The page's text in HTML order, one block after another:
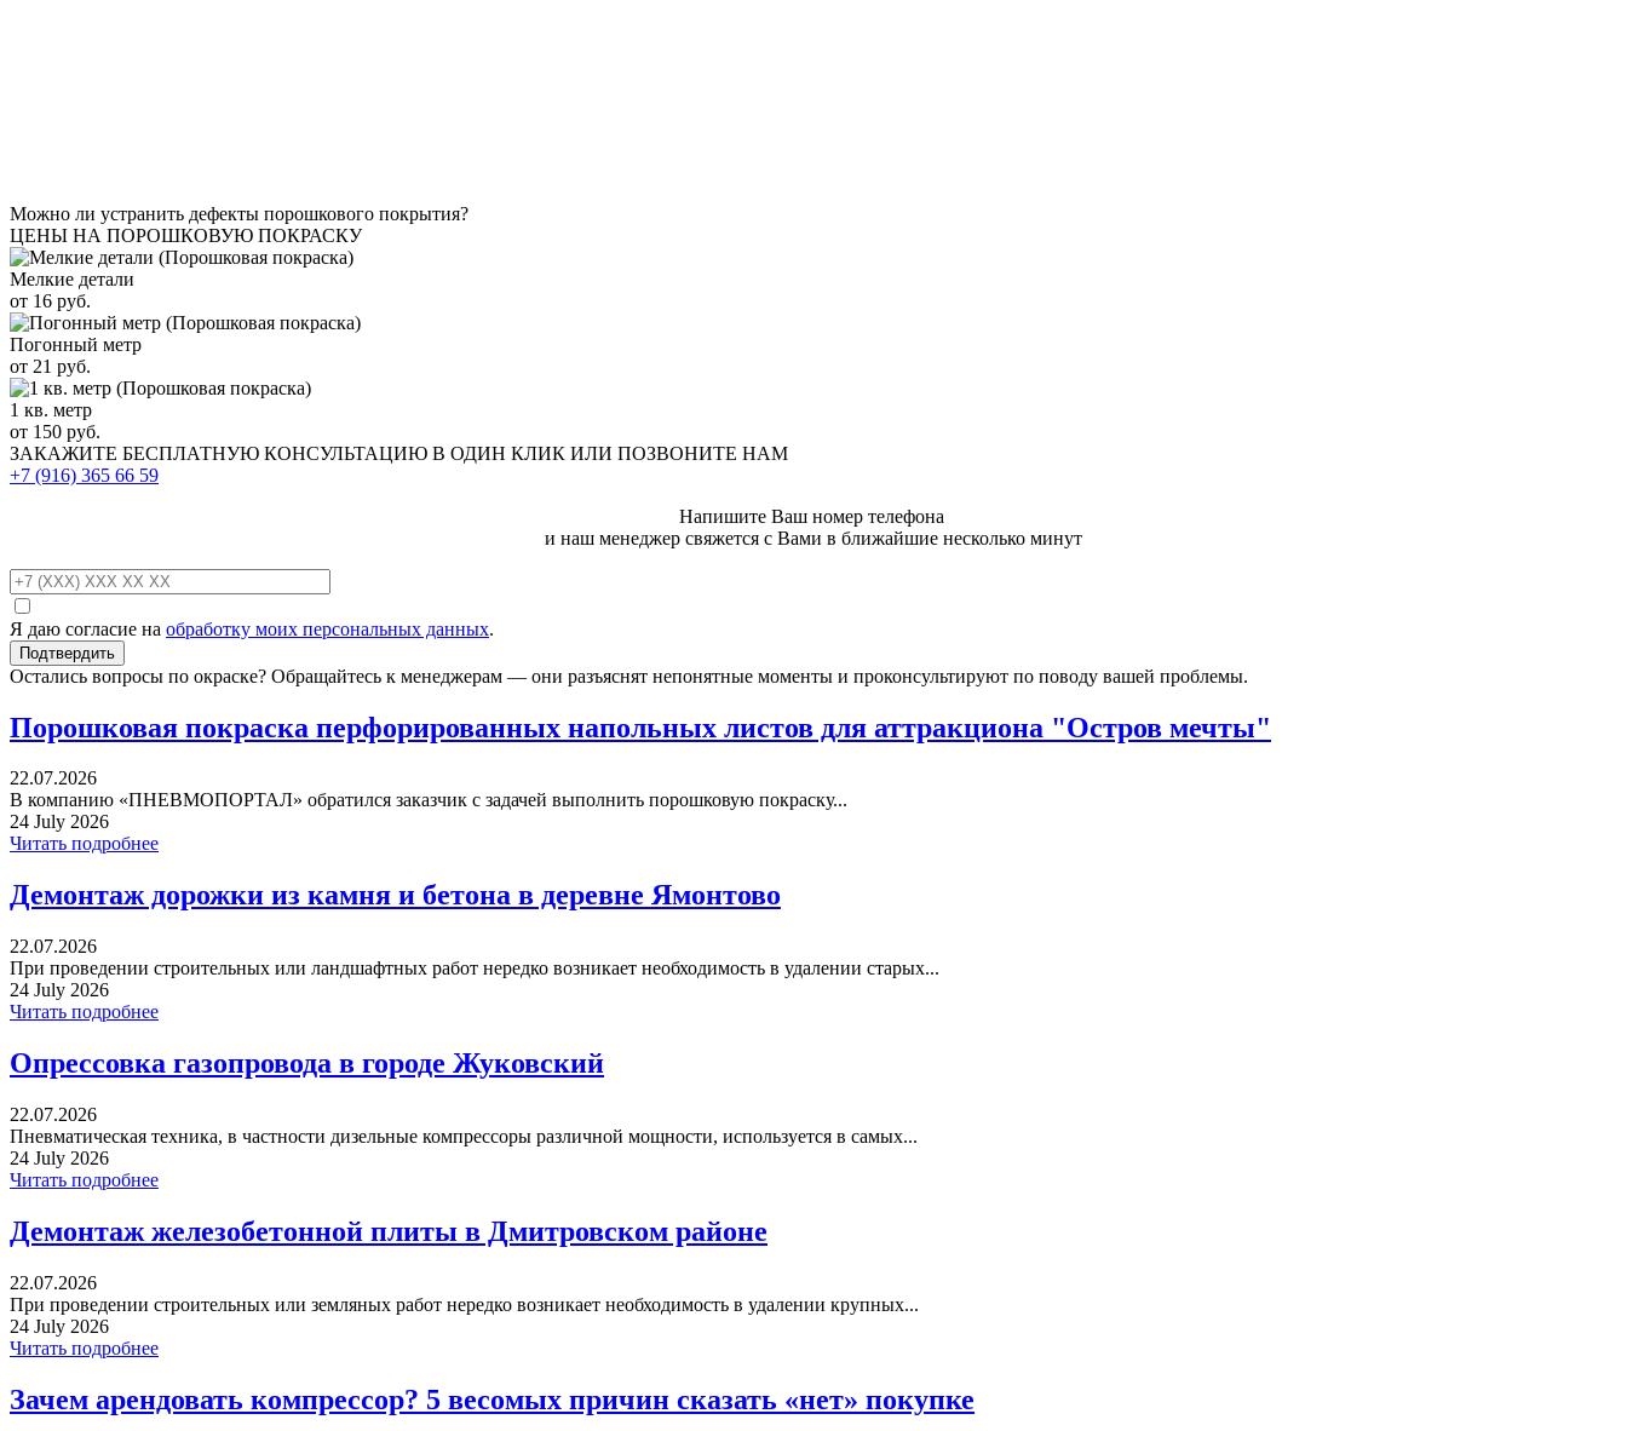
Можно ли устранить дефекты порошкового покрытия?
ЦЕНЫ НА ПОРОШКОВУЮ ПОКРАСКУ
Мелкие детали
от 16 руб.
Погонный метр
от 21 руб.
1 кв. метр
от 150 руб.
ЗАКАЖИТЕ БЕСПЛАТНУЮ КОНСУЛЬТАЦИЮ В ОДИН КЛИК ИЛИ ПОЗВОНИТЕ НАМ
+7 (916) 365 66 59
Напишите Ваш номер телефона
и наш менеджер свяжется с Вами в ближайшие несколько минут
Я даю согласие на обработку моих персональных данных.
Остались вопросы по окраске? Обращайтесь к менеджерам — они разъяснят непонятные моменты и проконсультируют по поводу вашей проблемы.
Порошковая покраска перфорированных напольных листов для аттракциона "Остров мечты"
22.07.2026
В компанию «ПНЕВМОПОРТАЛ» обратился заказчик с задачей выполнить порошковую покраску...
24 July 2026
Читать подробнее
Демонтаж дорожки из камня и бетона в деревне Ямонтово
22.07.2026
При проведении строительных или ландшафтных работ нередко возникает необходимость в удалении старых...
24 July 2026
Читать подробнее
Опрессовка газопровода в городе Жуковский
22.07.2026
Пневматическая техника, в частности дизельные компрессоры различной мощности, используется в самых...
24 July 2026
Читать подробнее
Демонтаж железобетонной плиты в Дмитровском районе
22.07.2026
При проведении строительных или земляных работ нередко возникает необходимость в удалении крупных...
24 July 2026
Читать подробнее
Зачем арендовать компрессор? 5 весомых причин сказать «нет» покупке